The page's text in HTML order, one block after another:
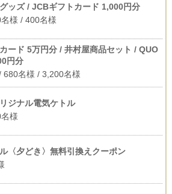
ッズ / JCBギフトカード 1,000円分
様 / 400名様
ード 5万円分 / 井村屋商品セット / QUO
円分
680名様 / 3,200名様
ジナル電気ケトル
様
〈夕どき〉無料引換えクーポン